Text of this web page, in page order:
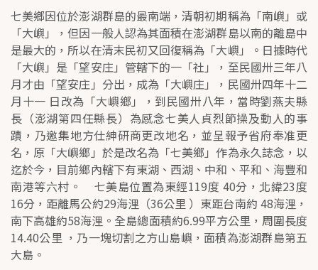
七美鄉因位於澎湖群島的最南端，清朝初期稱為「南嶼」或
「大嶼」，但因一般人認為其面積在澎湖群島以南的離島中
是最大的，所以在清末民初又回復稱為「大嶼」。日據時代
「大嶼」是「望安庄」管轄下的一「社」，至民國卅三年八
月才由「望安庄」分出，成為「大嶼庄」，民國卅四年十二
月十一 日改為「大嶼鄉」，到民國卅八年，當時劉燕夫縣
長（澎湖第四任縣長）為感念七美人貞烈節操及動人的事
蹟，乃邀集地方仕紳研商更改地名，並呈報予省府奉准更
名，原「大嶼鄉」於是改名為「七美鄉」作為永久誌念，以
迄於今，目前鄉內轄下有東湖、西湖、中和、平和、海豐和
南港等六村。 七美島位置為東經119度 40分，北緯23度
16分，距離馬公約29海浬（36公里 ）東距台南約 48海浬，
南下高雄約58海浬。全島總面積約6.99平方公里，周圍長度
14.40公里 ，乃一塊切割之方山島嶼，面積為澎湖群島第五
大島。